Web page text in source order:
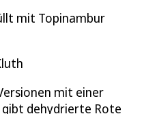
mit Topinambur
mit einer
gibt dehydrierte Rote